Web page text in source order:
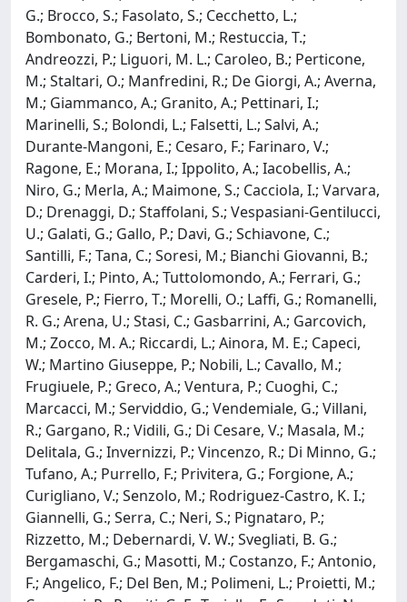
G.; Brocco, S.; Fasolato, S.; Cecchetto, L.;
Bombonato, G.; Bertoni, M.; Restuccia, T.;
Andreozzi, P.; Liguori, M. L.; Caroleo, B.; Perticone,
M.; Staltari, O.; Manfredini, R.; De Giorgi, A.; Averna,
M.; Giammanco, A.; Granito, A.; Pettinari, I.;
Marinelli, S.; Bolondi, L.; Falsetti, L.; Salvi, A.;
Durante-Mangoni, E.; Cesaro, F.; Farinaro, V.;
Ragone, E.; Morana, I.; Ippolito, A.; Iacobellis, A.;
Niro, G.; Merla, A.; Maimone, S.; Cacciola, I.; Varvara,
D.; Drenaggi, D.; Staffolani, S.; Vespasiani-Gentilucci,
U.; Galati, G.; Gallo, P.; Davi, G.; Schiavone, C.;
Santilli, F.; Tana, C.; Soresi, M.; Bianchi Giovanni, B.;
Carderi, I.; Pinto, A.; Tuttolomondo, A.; Ferrari, G.;
Gresele, P.; Fierro, T.; Morelli, O.; Laffi, G.; Romanelli,
R. G.; Arena, U.; Stasi, C.; Gasbarrini, A.; Garcovich,
M.; Zocco, M. A.; Riccardi, L.; Ainora, M. E.; Capeci,
W.; Martino Giuseppe, P.; Nobili, L.; Cavallo, M.;
Frugiuele, P.; Greco, A.; Ventura, P.; Cuoghi, C.;
Marcacci, M.; Serviddio, G.; Vendemiale, G.; Villani,
R.; Gargano, R.; Vidili, G.; Di Cesare, V.; Masala, M.;
Delitala, G.; Invernizzi, P.; Vincenzo, R.; Di Minno, G.;
Tufano, A.; Purrello, F.; Privitera, G.; Forgione, A.;
Curigliano, V.; Senzolo, M.; Rodriguez-Castro, K. I.;
Giannelli, G.; Serra, C.; Neri, S.; Pignataro, P.;
Rizzetto, M.; Debernardi, V. W.; Svegliati, B. G.;
Bergamaschi, G.; Masotti, M.; Costanzo, F.; Antonio,
F.; Angelico, F.; Del Ben, M.; Polimeni, L.; Proietti, M.;